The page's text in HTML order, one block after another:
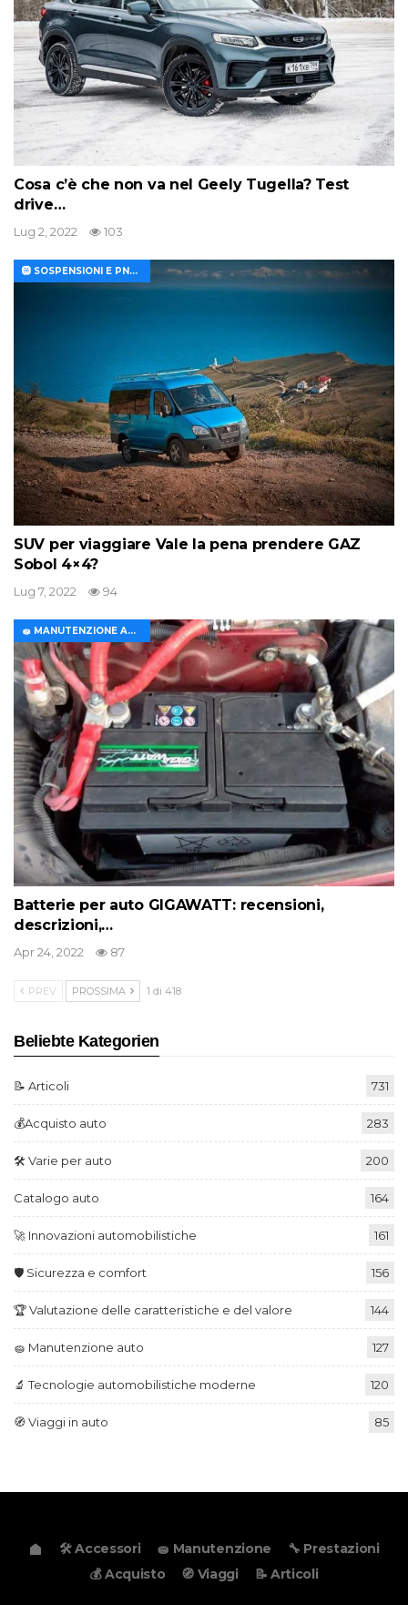
Cosa c’è che non va nel Geely Tugella? Test
drive…
Lug 2, 2022 103
🛞 SOSPENSIONI E PNEUMATICI
SUV per viaggiare Vale la pena prendere GAZ
Sobol 4×4?
Lug 7, 2022 94
🧽 MANUTENZIONE AUTO
Batterie per auto GIGAWATT: recensioni,
descrizioni,…
Apr 24, 2022 87
PREV PROSSIMA 1 di 418
Beliebte Kategorien
📝 Articoli 731
💰Acquisto auto 283
🛠️ Varie per auto 200
Catalogo auto 164
🚀 Innovazioni automobilistiche 161
🛡️ Sicurezza e comfort 156
🏆 Valutazione delle caratteristiche e del valore 144
🧽 Manutenzione auto 127
🔬 Tecnologie automobilistiche moderne 120
🧭 Viaggi in auto 85
🛠️ Accessori 🧽 Manutenzione
🔧 Prestazioni
💰 Acquisto
🧭 Viaggi 📝 Articoli